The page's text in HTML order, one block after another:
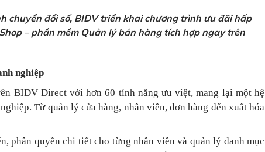
chuyển đổi số, BIDV triển khai chương trình ưu đãi hấp
– phần mềm Quản lý bán hàng tích hợp ngay trên
nghiệp
BIDV Direct với hơn 60 tính năng ưu việt, mang lại một hệ
Từ quản lý cửa hàng, nhân viên, đơn hàng đến xuất hóa
phân quyền chi tiết cho từng nhân viên và quản lý danh mục